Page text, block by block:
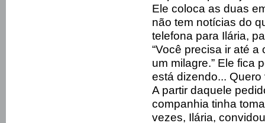
Ele coloca as duas
não tem notícias do
telefona para Ilária,
“Você precisa ir até
um milagre.” Ele fica
está dizendo...
A partir daquele
companhia tinha
vezes, Ilária,